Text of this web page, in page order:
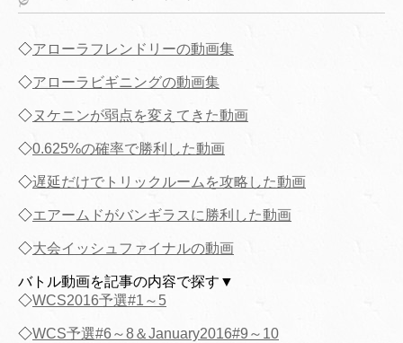
◇アローラフレンドリーの動画集
◇アローラビギニングの動画集
◇ヌケニンが弱点を変えてきた動画
◇0.625%の確率で勝利した動画
◇遅延だけでトリックルームを攻略した動画
◇エアームドがバンギラスに勝利した動画
◇大会イッシュファイナルの動画
バトル動画を記事の内容で探す▼
◇WCS2016予選#1～5
◇WCS予選#6～8＆January2016#9～10